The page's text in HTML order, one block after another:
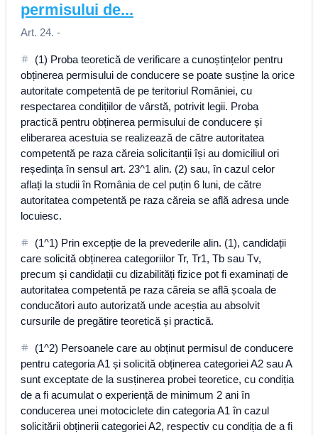
permisului de...
Art. 24. -
(1) Proba teoretică de verificare a cunoștințelor pentru
obținerea permisului de conducere se poate susține la orice
autoritate competentă de pe teritoriul României, cu
respectarea condițiilor de vârstă, potrivit legii. Proba
practică pentru obținerea permisului de conducere și
eliberarea acestuia se realizează de către autoritatea
competentă pe raza căreia solicitanții își au domiciliul ori
reședința în sensul art. 23^1 alin. (2) sau, în cazul celor
aflați la studii în România de cel puțin 6 luni, de către
autoritatea competentă pe raza căreia se află adresa unde
locuiesc.
(1^1) Prin excepție de la prevederile alin. (1), candidații
care solicită obținerea categoriilor Tr, Tr1, Tb sau Tv,
precum și candidații cu dizabilități fizice pot fi examinați de
autoritatea competentă pe raza căreia se află școala de
conducători auto autorizată unde aceștia au absolvit
cursurile de pregătire teoretică și practică.
(1^2) Persoanele care au obținut permisul de conducere
pentru categoria A1 și solicită obținerea categoriei A2 sau A
sunt exceptate de la susținerea probei teoretice, cu condiția
de a fi acumulat o experiență de minimum 2 ani în
conducerea unei motociclete din categoria A1 în cazul
solicitării obținerii categoriei A2, respectiv cu condiția de a fi